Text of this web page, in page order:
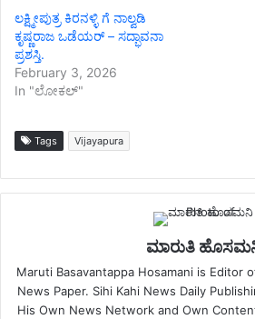
ಲಕ್ಷ್ಮೀಪುತ್ರ ಕಿರನಳ್ಳಿ ಗೆ ನಾಲ್ವಡಿ
ಕೃಷ್ಣರಾಜ ಒಡೆಯರ್ – ಸದ್ಭಾವನಾ
ಪ್ರಶಸ್ತಿ.
February 3, 2026
In "ಲೋಕಲ್"
Tags Vijayapura
ಮಾರುತಿ
Maruti Basavantappa Hosamani is Editor
News Paper. Sihi Kahi News Daily
His Own News Network and Own